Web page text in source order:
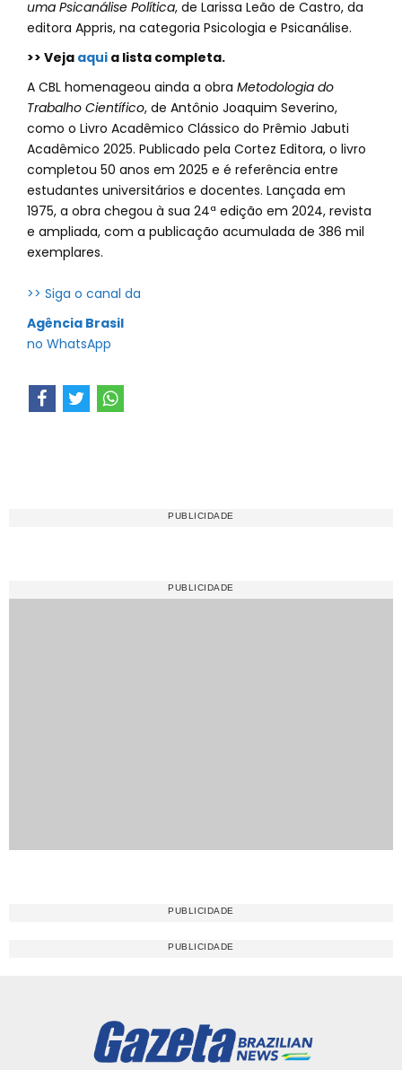
uma Psicanálise Política, de Larissa Leão de Castro, da
editora Appris, na categoria Psicologia e Psicanálise.
>> Veja aqui a lista completa.
A CBL homenageou ainda a obra Metodologia do
Trabalho Científico, de Antônio Joaquim Severino,
como o Livro Acadêmico Clássico do Prêmio Jabuti
Acadêmico 2025. Publicado pela Cortez Editora, o livro
completou 50 anos em 2025 e é referência entre
estudantes universitários e docentes. Lançada em
1975, a obra chegou à sua 24ª edição em 2024, revista
e ampliada, com a publicação acumulada de 386 mil
exemplares.
>> Siga o canal da
Agência Brasil
no WhatsApp